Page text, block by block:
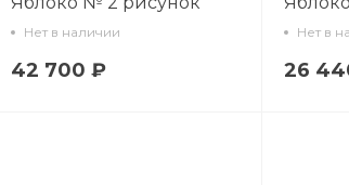
Белый арт. 60.03663.00.1
Нет в наличии
42 700 ₽
Нет в
26